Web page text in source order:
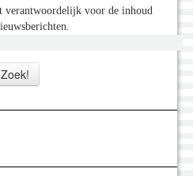
verantwoordelijk voor de inhoud